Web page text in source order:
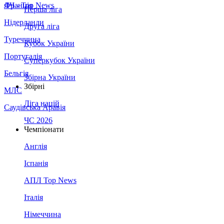
Франція
Нідерланди
Туреччина
Португалія
Бельгія
МЛС
Саудівська Аравія
ЛЧ - Top News
Перша ліга
Друга ліга
Кубок України
Суперкубок України
Збірна України
Збірні
Ліга націй
ЧС 2026
Чемпіонати
Англія
Іспанія
АПЛ Top News
Італія
Німеччина